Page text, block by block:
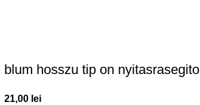
blum hosszu tip on nyitasrasegito
21,00 lei